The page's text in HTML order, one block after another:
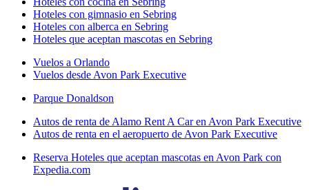
Hoteles con gimnasio en Sebring
Hoteles con alberca en Sebring
Hoteles que aceptan mascotas en Sebring
Vuelos a Orlando
Vuelos desde Avon Park Executive
Parque Donaldson
Autos de renta de Alamo Rent A Car en Avon Park Executive
Autos de renta en el aeropuerto de Avon Park Executive
Reserva Hoteles que aceptan mascotas en Avon Park con
Expedia.com